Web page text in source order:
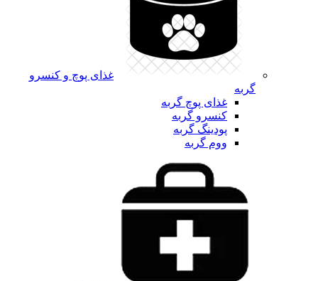
غذای پوچ و کنسرو
گربه
غذای پوچ گربه
کنسرو گربه
پودینگ گربه
ووم گربه